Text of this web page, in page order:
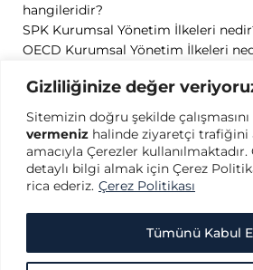
Gizliliğinize değer
Sitemizin doğru şekilde
vermeniz halinde ziyaretçi trafiğini
amacıyla Çerezler kullanılmaktadır.
detaylı bilgi almak için Çerez
rica ederiz. Çerez Politikası
Tümünü Kabul
hangileridir?
SPK Kurumsal Yönetim İlkeleri
OECD Kurumsal Yönetim İlkeleri
GİZLİLİK
Gizlilik Politikası
Kullanım Koşulları
Kişisel Verilerin Korunması
Çerez Politikası